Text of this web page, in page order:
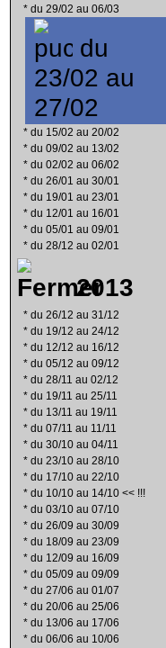
* du 29/02 au 06/03
du
23/02 au
27/02
* du 15/02 au 20/02
* du 09/02 au 13/02
* du 02/02 au 06/02
* du 26/01 au 30/01
* du 19/01 au 23/01
* du 12/01 au 16/01
* du 05/01 au 09/01
* du 28/12 au 02/01
2013
* du 26/12 au 31/12
* du 19/12 au 24/12
* du 12/12 au 16/12
* du 05/12 au 09/12
* du 28/11 au 02/12
* du 19/11 au 25/11
* du 13/11 au 19/11
* du 07/11 au 11/11
* du 30/10 au 04/11
* du 23/10 au 28/10
* du 17/10 au 22/10
* du 10/10 au 14/10 << !!!
* du 03/10 au 07/10
* du 26/09 au 30/09
* du 18/09 au 23/09
* du 12/09 au 16/09
* du 05/09 au 09/09
* du 27/06 au 01/07
* du 20/06 au 25/06
* du 13/06 au 17/06
* du 06/06 au 10/06